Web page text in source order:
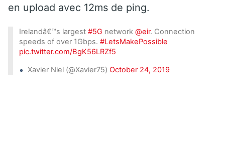
en upload avec 12ms de ping.
Irelandâ€™s largest #5G network @eir. Connection
speeds of over 1Gbps. #LetsMakePossible
pic.twitter.com/BgK56LRZf5
Xavier Niel (@Xavier75) October 24, 2019